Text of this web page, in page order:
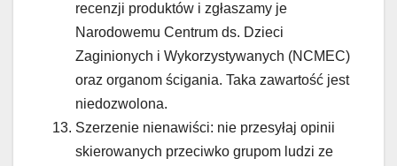
recenzji produktów i zgłaszamy je
Narodowemu Centrum ds. Dzieci
Zaginionych i Wykorzystywanych (NCMEC)
oraz organom ścigania. Taka zawartość jest
niedozwolona.
Szerzenie nienawiści: nie przesyłaj opinii
skierowanych przeciwko grupom ludzi ze